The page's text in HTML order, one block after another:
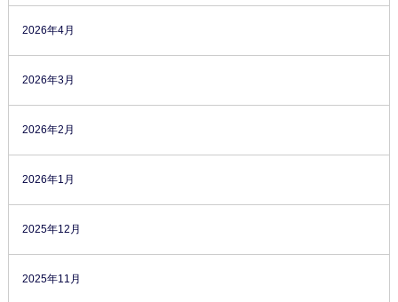
2026年4月
2026年3月
2026年2月
2026年1月
2025年12月
2025年11月